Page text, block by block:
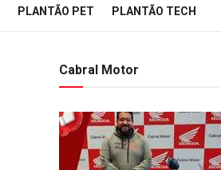
PLANTÃO PET PLANTÃO TECH
Cabral Motor